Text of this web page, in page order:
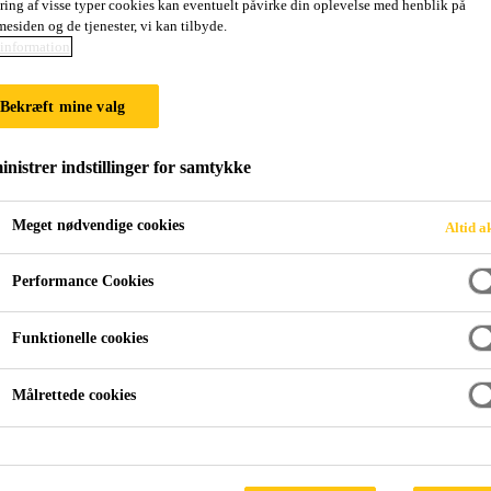
med en ny variant, som kombinerer de gode
komfort, holdbarhed og nem
til et naturligt design og udtryk samt et
KONTAKT VORES KONSULENTER.
af visse typer cookies kan eventuelt påvirke din oplevelse med henblik på
og de tjenester, vi kan tilbyde.
Bekræft mine valg
indstillinger for samtykke
Meget nødvendige cookies Altid
Performance Cookies
Funktionelle cookies
Målrettede cookies